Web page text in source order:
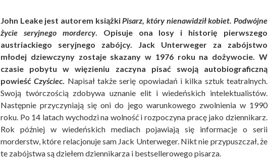
John Leake jest autorem książkiPisarz, który nienawidził kobiet. Podwójne
życie seryjnego mordercy. Opisuje ona losy i historię pierwszego
austriackiego seryjnego zabójcy. Jack Unterweger za zabójstwo
młodej dziewczyny zostaje skazany w 1976 roku na dożywocie. W
czasie pobytu w więzieniu zaczyna pisać swoją autobiograficzną
powieśćCzyściec. Napisał także serię opowiadań i kilka sztuk teatralnych.
Swoją twórczością zdobywa uznanie elit i wiedeńskich intelektualistów.
Następnie przyczyniają się oni do jego warunkowego zwolnienia w 1990
roku. Po 14 latach wychodzi na wolność i rozpoczyna pracę jako dziennikarz.
Rok później w wiedeńskich mediach pojawiają się informacje o serii
morderstw, które relacjonuje sam Jack Unterweger. Nikt nie przypuszczał, że
te zabójstwa są dziełem dziennikarza i bestsellerowego pisarza.